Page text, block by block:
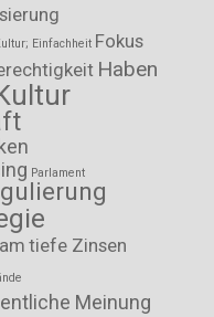
Einfachheit Fokus
Haben
Parlament
tiefe Zinsen
Meinung